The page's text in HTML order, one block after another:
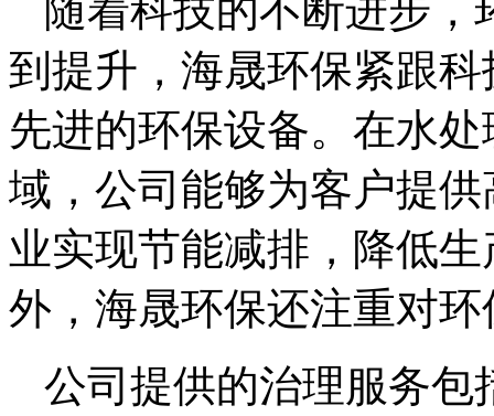
随着科技的不断进步
到提升，海晟环保紧跟
先进的环保设备。在水
域，公司能够为客户提
业实现节能减排，降低
外，海晟环保还注重对
公司提供的治理服务包